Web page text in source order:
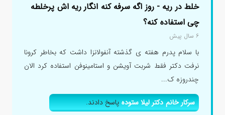
خلط در ریه - روز اگه سرفه کنه انگار ریه اش پرخلطه
چی استفاده کنه؟
۶ سال پیش
با سلام پدرم هفته ی گذشته آنفولانزا داشت که بخاطر کرونا
نرفت دکتر فقط شربت آویشن و استامینوفن استفاده کرد الان
چندروزه ک...
سرکار خانم دکتر لیلا ستودهپاسخ دادند.